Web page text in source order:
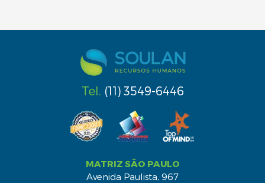
Tel. (11) 3549-6446
MATRIZ SÃO PAULO
Avenida Paulista, 967